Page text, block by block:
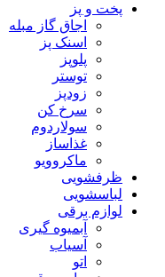
پخت و پز
اجاق گاز مبله
اسنک پز
پلوپز
توستر
زودپز
سرخ کن
سولاردوم
غذاساز
ماکروویو
ظرفشویی
لباسشویی
لوازم برقی
آبمیوه گیری
آسیاب
اتو